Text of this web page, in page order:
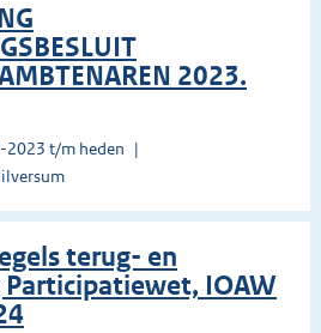
2023.
2023 t/m heden
terug- en
IOAW